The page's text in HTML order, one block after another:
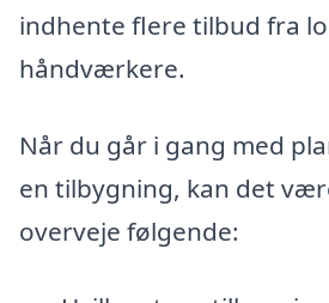
indhente flere tilbud fra
håndværkere.
Når du går i gang med
en tilbygning, kan det
overveje følgende: